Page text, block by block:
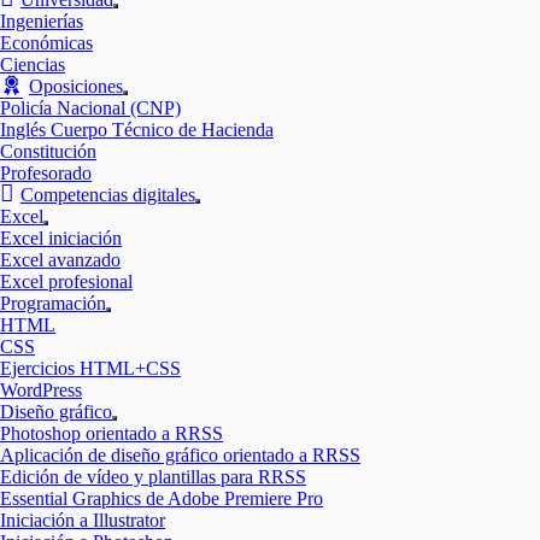
Mostrar
Ingenierías
Económicas
Ciencias
Oposiciones
Mostrar
el
submenú
Policía Nacional (CNP)
Inglés Cuerpo Técnico de Hacienda
Constitución
Profesorado
Competencias digitales
Mostrar
Excel
Mostrar
el
submenú
Excel iniciación
Excel avanzado
Excel profesional
Programación
Mostrar
HTML
CSS
Ejercicios HTML+CSS
WordPress
Diseño gráfico
Mostrar
el
submenú
Photoshop orientado a RRSS
Aplicación de diseño gráfico orientado a RRSS
Edición de vídeo y plantillas para RRSS
Essential Graphics de Adobe Premiere Pro
Iniciación a Illustrator